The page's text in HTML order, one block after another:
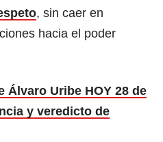
, sin caer en
hacia el poder
Álvaro Uribe HOY 28 de
y veredicto de